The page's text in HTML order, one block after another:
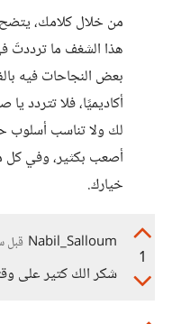
من خلال كلامك، يتضح
هذا الشغف ما ترددتَ
بعض النجاحات فيه
أكاديميًا، فلا تتردد
لك ولا تناسب أسلوب
أصعب بكثير، وفي كل
خيارك.
1
Nabil_Salloum قبل
شكر الك كتير